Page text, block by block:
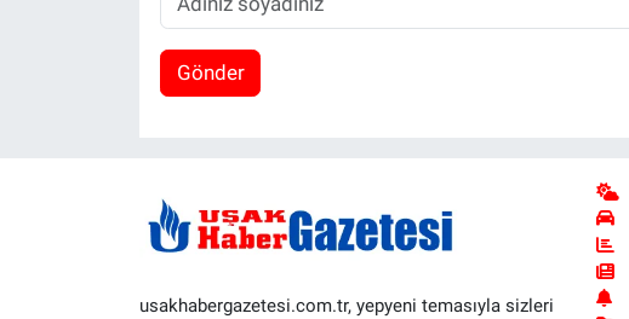
Gönder
usakhabergazetesi.com.tr, yepyeni temasıyla sizleri